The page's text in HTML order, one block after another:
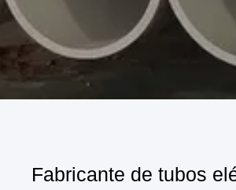
Fabricante de tubos